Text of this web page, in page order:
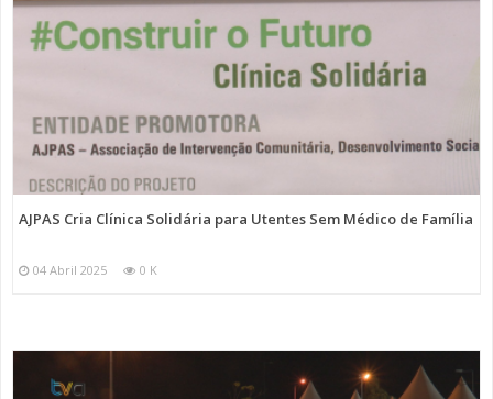
AJPAS Cria Clínica Solidária para Utentes Sem Médico de Família
04 Abril 2025 0 K